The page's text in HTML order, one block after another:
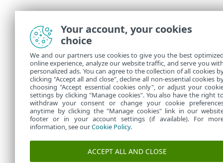
Your account, your cookies
choice
We and our partners use cookies to give you the best
online experience, analyze our website traffic, and serve you
personalized ads. You can agree to the collection of all cookies
clicking "Accept all and close", decline all non-essential cookies
choosing "Accept essential cookies only", or adjust your
settings by clicking "Manage cookies". You also have the right
withdraw your consent or change your cookie
anytime by clicking the "Manage cookies" link in our
footer or in your account settings (if available). For
information, see ourCookie Policy.
ACCEPT ALL AND CLOSE